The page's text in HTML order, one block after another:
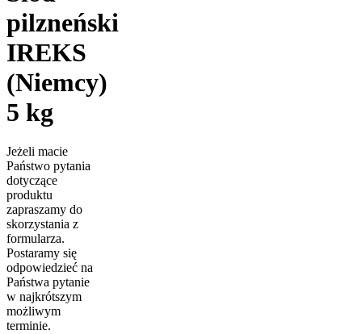
pilzneński
IREKS
(Niemcy)
5 kg
Jeżeli macie
Państwo pytania
dotyczące
produktu
zapraszamy do
skorzystania z
formularza.
Postaramy się
odpowiedzieć na
Państwa pytanie
w najkrótszym
możliwym
terminie.